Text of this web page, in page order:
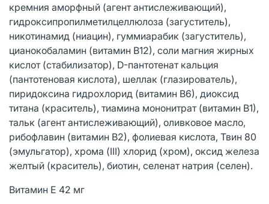
кремния аморфный (агент антислеживающий),
гидроксипропилметилцеллюлоза (загуститель),
никотинамид (ниацин), гуммиарабик (загуститель),
цианокобаламин (витамин В12), соли магния жирных
кислот (стабилизатор), D-пантотенат кальция
(пантотеновая кислота), шеллак (глазирователь),
пиридоксина гидрохлорид (витамин В6), диоксид
титана (краситель), тиамина мононитрат (витамин В1),
тальк (агент антислеживающий), оливковое масло,
рибофлавин (витамин В2), фолиевая кислота, Твин 80
(эмульгатор), хрома (III) хлорид (хром), оксид железа
желтый (краситель), биотин, селенат натрия (селен).
Витамин E 42 мг